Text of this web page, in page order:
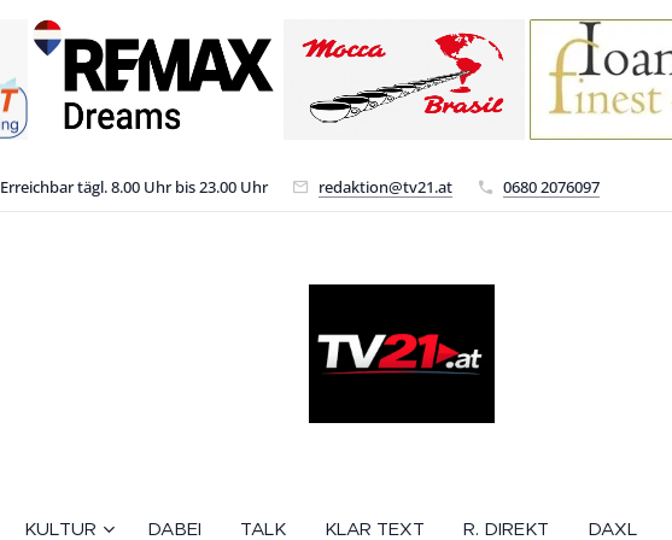
Erreichbar tägl. 8.00 Uhr bis 23.00 Uhr redaktion@tv21.at 0680 2076097
KULTUR DABEI TALK KLAR TEXT R. DIREKT DAXL